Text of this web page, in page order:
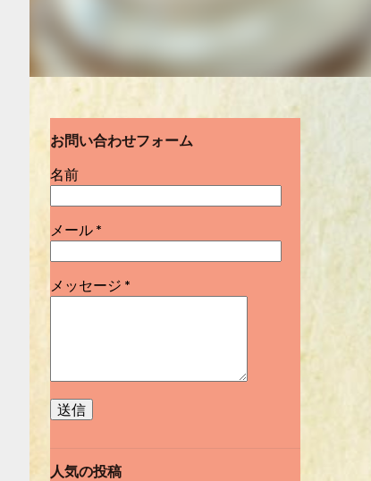
お問い合わせフォーム
名前
メール *
メッセージ *
人気の投稿